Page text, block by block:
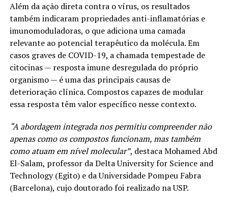
Além da ação direta contra o vírus, os resultados
também indicaram propriedades anti-inflamatórias e
imunomoduladoras, o que adiciona uma camada
relevante ao potencial terapêutico da molécula. Em
casos graves de COVID-19, a chamada tempestade de
citocinas — resposta imune desregulada do próprio
organismo — é uma das principais causas de
deterioração clínica. Compostos capazes de modular
essa resposta têm valor específico nesse contexto.
“A abordagem integrada nos permitiu compreender não
apenas como os compostos funcionam, mas também
como atuam em nível molecular”, destaca Mohamed Abd
El-Salam, professor da Delta University for Science and
Technology (Egito) e da Universidade Pompeu Fabra
(Barcelona), cujo doutorado foi realizado na USP.